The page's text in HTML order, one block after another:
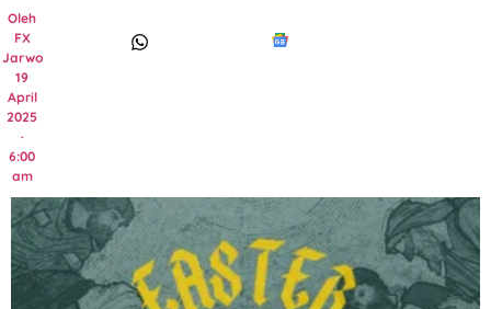
Oleh
FX
Jarwo
19
April
2025
·
6:00
am